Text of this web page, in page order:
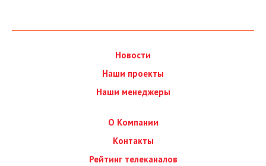
Новости
Наши проекты
Наши менеджеры
О Компании
Контакты
Рейтинг телеканалов